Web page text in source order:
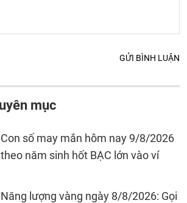
GỬI BÌNH LUẬN
mục
Con số may mắn hôm nay 9/8/2026
theo năm sinh hốt BẠC lớn vào ví
Năng lượng vàng ngày 8/8/2026: Gọi